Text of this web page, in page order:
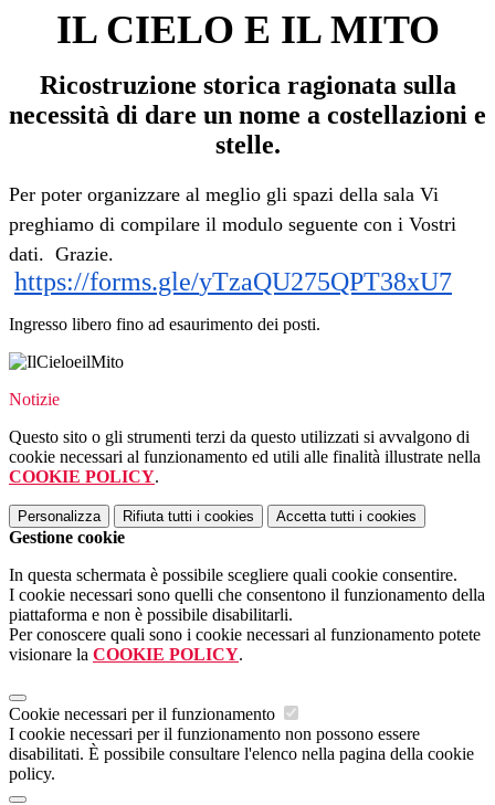
IL CIELO E IL MITO
Ricostruzione storica ragionata sulla
necessità di dare un nome a costellazioni e
stelle.
Per poter organizzare al meglio gli spazi della sala Vi
preghiamo di compilare il modulo seguente con i Vostri
dati. Grazie.
https://forms.gle/yTzaQU275QPT38xU7
Ingresso libero fino ad esaurimento dei posti.
Notizie
Questo sito o gli strumenti terzi da questo utilizzati si avvalgono di
cookie necessari al funzionamento ed utili alle finalità illustrate nella
COOKIE POLICY.
Personalizza Rifiuta tutti i cookies Accetta tutti i cookies
Gestione cookie
In questa schermata è possibile scegliere quali cookie consentire.
I cookie necessari sono quelli che consentono il funzionamento della
piattaforma e non è possibile disabilitarli.
Per conoscere quali sono i cookie necessari al funzionamento potete
visionare la COOKIE POLICY.
Cookie necessari per il funzionamento
I cookie necessari per il funzionamento non possono essere
disabilitati. È possibile consultare l'elenco nella pagina della cookie
policy.